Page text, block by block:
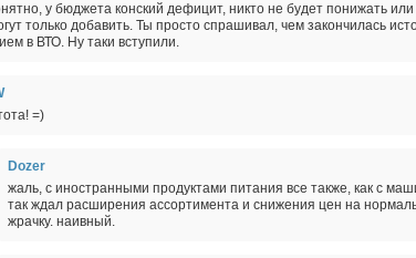
у бюджета конский дефицит, никто не будет понижать или
только добавить. Ты просто спрашивал, чем закончилась
в ВТО. Ну таки вступили.
=)
Dozer
жаль, с иностранными продуктами питания все также, как с
так ждал расширения ассортимента и снижения цен на
жрачку. наивный.